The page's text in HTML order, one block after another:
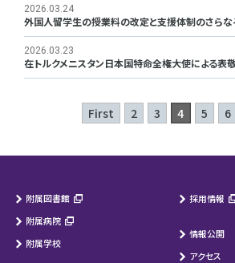
2026.03.24
外国人留学生の授業料の改定と支援体制のさらな
2026.03.23
在トルクメニスタン日本国特命全権大使による表
First 2 3 4 5 6
附属図書館
附属病院
附属学校
採用情報
情報公開
アクセス